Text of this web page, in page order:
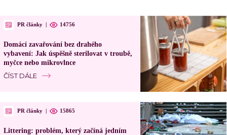
PR články 14756
Domácí zavařování bez drahého
vybavení: Jak úspěšně sterilovat v troubě,
myčce nebo mikrovlnce
ČÍST DÁLE
PR články 15865
Littering: problém, který začíná jedním